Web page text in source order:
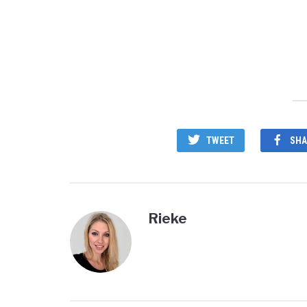
TWEET
Rieke